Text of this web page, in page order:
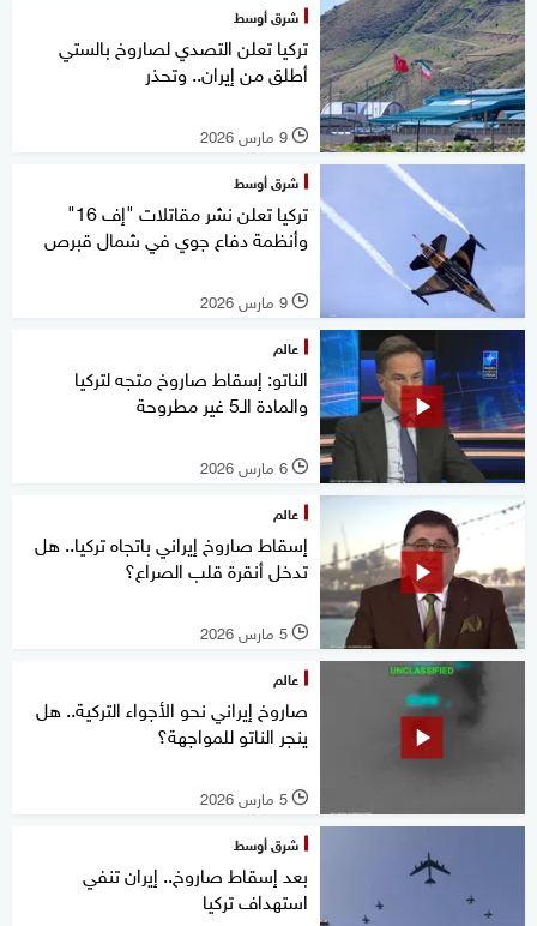
شرق أوسط
تركيا تعلن التصدي لصاروخ بالستي
أطلق من إيران.. وتحذر
l 9 مارس 2026
شرق أوسط
تركيا تعلن نشر مقاتلات "إف 16"
وأنظمة دفاع جوي في شمال قبرص
l 9 مارس 2026
عالم
الناتو: إسقاط صاروخ متجه لتركيا
والمادة الـ5 غير مطروحة
l 6 مارس 2026
عالم
إسقاط صاروخ إيراني باتجاه تركيا.. هل
تدخل أنقرة قلب الصراع؟
l 5 مارس 2026
عالم
صاروخ إيراني نحو الأجواء التركية.. هل
ينجر الناتو للمواجهة؟
l 5 مارس 2026
شرق أوسط
بعد إسقاط صاروخ.. إيران تنفي
استهداف تركيا